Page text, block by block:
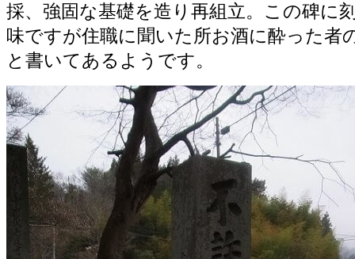
採、強固な基礎を造り再組立。この碑に
味ですが住職に聞いた所お酒に酔った者
と書いてあるようです。